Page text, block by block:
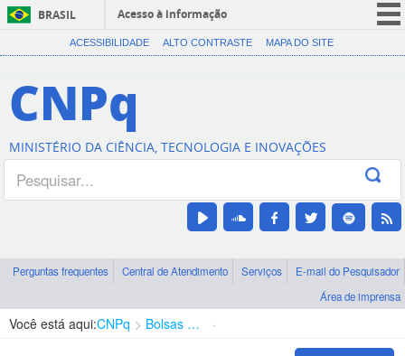
BRASIL
Acesso à informação
CORONAVÍRUS (COVID-19)
Canais
ACESSIBILIDADE ALTO CONTRASTE MAPA DO SITE
CNPq
MINISTÉRIO DA CIÊNCIA, TECNOLOGIA E INOVAÇÕES
Perguntas frequentes Central de Atendimento Serviços
E-mail do Pesquisador
Área de imprensa
Você está aqui:CNPq Bolsas e Auxílios Vigentes